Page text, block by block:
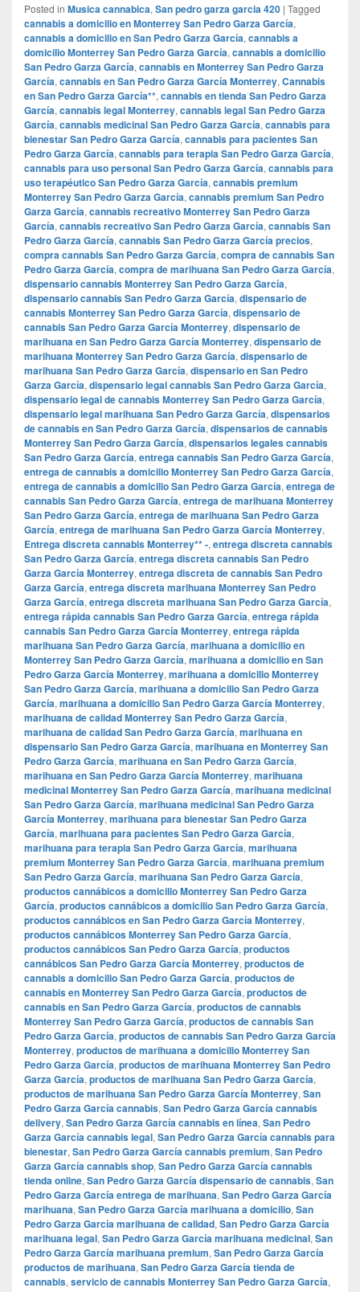
Posted in Musica cannabica, San pedro garza garcia 420 | Tagged
cannabis a domicilio en Monterrey San Pedro Garza García,
cannabis a domicilio en San Pedro Garza García, cannabis a
domicilio Monterrey San Pedro Garza García, cannabis a domicilio
San Pedro Garza García, cannabis en Monterrey San Pedro Garza
García, cannabis en San Pedro Garza García Monterrey, Cannabis
en San Pedro Garza García**, cannabis en tienda San Pedro Garza
García, cannabis legal Monterrey, cannabis legal San Pedro Garza
García, cannabis medicinal San Pedro Garza García, cannabis para
bienestar San Pedro Garza García, cannabis para pacientes San
Pedro Garza García, cannabis para terapia San Pedro Garza García,
cannabis para uso personal San Pedro Garza García, cannabis para
uso terapéutico San Pedro Garza García, cannabis premium
Monterrey San Pedro Garza García, cannabis premium San Pedro
Garza García, cannabis recreativo Monterrey San Pedro Garza
García, cannabis recreativo San Pedro Garza García, cannabis San
Pedro Garza García, cannabis San Pedro Garza García precios,
compra cannabis San Pedro Garza García, compra de cannabis San
Pedro Garza García, compra de marihuana San Pedro Garza García,
dispensario cannabis Monterrey San Pedro Garza García,
dispensario cannabis San Pedro Garza García, dispensario de
cannabis Monterrey San Pedro Garza García, dispensario de
cannabis San Pedro Garza García Monterrey, dispensario de
marihuana en San Pedro Garza García Monterrey, dispensario de
marihuana Monterrey San Pedro Garza García, dispensario de
marihuana San Pedro Garza García, dispensario en San Pedro
Garza García, dispensario legal cannabis San Pedro Garza García,
dispensario legal de cannabis Monterrey San Pedro Garza García,
dispensario legal marihuana San Pedro Garza García, dispensarios
de cannabis en San Pedro Garza García, dispensarios de cannabis
Monterrey San Pedro Garza García, dispensarios legales cannabis
San Pedro Garza García, entrega cannabis San Pedro Garza García,
entrega de cannabis a domicilio Monterrey San Pedro Garza García,
entrega de cannabis a domicilio San Pedro Garza García, entrega de
cannabis San Pedro Garza García, entrega de marihuana Monterrey
San Pedro Garza García, entrega de marihuana San Pedro Garza
García, entrega de marihuana San Pedro Garza García Monterrey,
Entrega discreta cannabis Monterrey** -, entrega discreta cannabis
San Pedro Garza García, entrega discreta cannabis San Pedro
Garza García Monterrey, entrega discreta de cannabis San Pedro
Garza García, entrega discreta marihuana Monterrey San Pedro
Garza García, entrega discreta marihuana San Pedro Garza García,
entrega rápida cannabis San Pedro Garza García, entrega rápida
cannabis San Pedro Garza García Monterrey, entrega rápida
marihuana San Pedro Garza García, marihuana a domicilio en
Monterrey San Pedro Garza García, marihuana a domicilio en San
Pedro Garza García Monterrey, marihuana a domicilio Monterrey
San Pedro Garza García, marihuana a domicilio San Pedro Garza
García, marihuana a domicilio San Pedro Garza García Monterrey,
marihuana de calidad Monterrey San Pedro Garza García,
marihuana de calidad San Pedro Garza García, marihuana en
dispensario San Pedro Garza García, marihuana en Monterrey San
Pedro Garza García, marihuana en San Pedro Garza García,
marihuana en San Pedro Garza García Monterrey, marihuana
medicinal Monterrey San Pedro Garza García, marihuana medicinal
San Pedro Garza García, marihuana medicinal San Pedro Garza
García Monterrey, marihuana para bienestar San Pedro Garza
García, marihuana para pacientes San Pedro Garza García,
marihuana para terapia San Pedro Garza García, marihuana
premium Monterrey San Pedro Garza García, marihuana premium
San Pedro Garza García, marihuana San Pedro Garza García,
productos cannábicos a domicilio Monterrey San Pedro Garza
García, productos cannábicos a domicilio San Pedro Garza García,
productos cannábicos en San Pedro Garza García Monterrey,
productos cannábicos Monterrey San Pedro Garza García,
productos cannábicos San Pedro Garza García, productos
cannábicos San Pedro Garza García Monterrey, productos de
cannabis a domicilio San Pedro Garza García, productos de
cannabis en Monterrey San Pedro Garza García, productos de
cannabis en San Pedro Garza García, productos de cannabis
Monterrey San Pedro Garza García, productos de cannabis San
Pedro Garza García, productos de cannabis San Pedro Garza García
Monterrey, productos de marihuana a domicilio Monterrey San
Pedro Garza García, productos de marihuana Monterrey San Pedro
Garza García, productos de marihuana San Pedro Garza García,
productos de marihuana San Pedro Garza García Monterrey, San
Pedro Garza García cannabis, San Pedro Garza García cannabis
delivery, San Pedro Garza García cannabis en línea, San Pedro
Garza García cannabis legal, San Pedro Garza García cannabis para
bienestar, San Pedro Garza García cannabis premium, San Pedro
Garza García cannabis shop, San Pedro Garza García cannabis
tienda online, San Pedro Garza García dispensario de cannabis, San
Pedro Garza García entrega de marihuana, San Pedro Garza García
marihuana, San Pedro Garza García marihuana a domicilio, San
Pedro Garza García marihuana de calidad, San Pedro Garza García
marihuana legal, San Pedro Garza García marihuana medicinal, San
Pedro Garza García marihuana premium, San Pedro Garza García
productos de marihuana, San Pedro Garza García tienda de
cannabis, servicio de cannabis Monterrey San Pedro Garza García,